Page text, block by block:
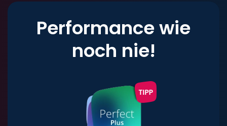
Performance wie
noch nie!